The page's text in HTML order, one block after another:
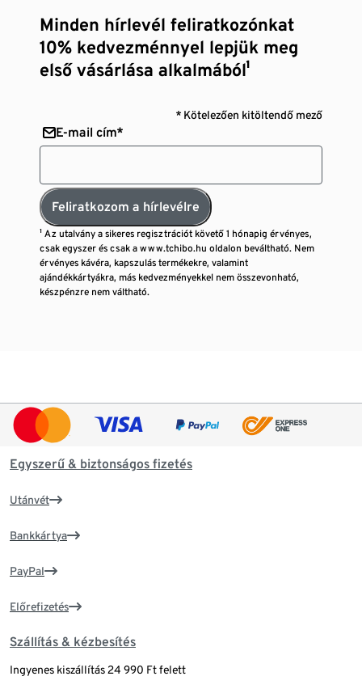
Minden hírlevél feliratkozónkat
10% kedvezménnyel lepjük meg
első vásárlása alkalmából¹
* Kötelezően kitöltendő mező
E-mail cím*
Feliratkozom a hírlevélre
¹ Az utalvány a sikeres regisztrációt követő 1 hónapig érvényes,
csak egyszer és csak a www.tchibo.hu oldalon beváltható. Nem
érvényes kávéra, kapszulás termékekre, valamint
ajándékkártyákra, más kedvezményekkel nem összevonható,
készpénzre nem váltható.
Egyszerű & biztonságos fizetés
Utánvét
Bankkártya
PayPal
Előrefizetés
Szállítás & kézbesítés
Ingyenes kiszállítás 24 990 Ft felett